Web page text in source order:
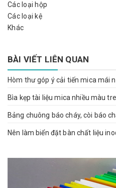
Các loại hộp
Các loại kệ
Khác
BÀI VIẾT LIÊN QUAN
Hòm thư góp ý cải tiến mica mái
Bìa kẹp tài liệu mica nhiều màu
Bảng chuông báo cháy, còi báo
Nên làm biển đặt bàn chất liệu